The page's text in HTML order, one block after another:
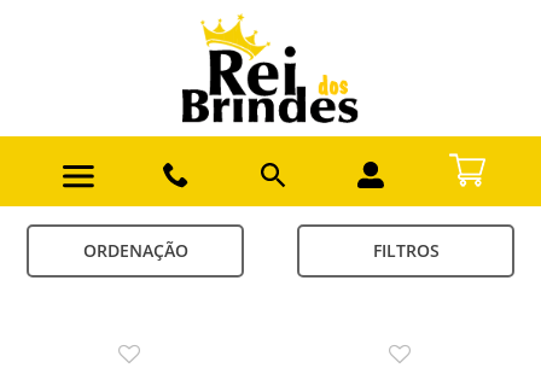
ORDENAÇÃO FILTROS